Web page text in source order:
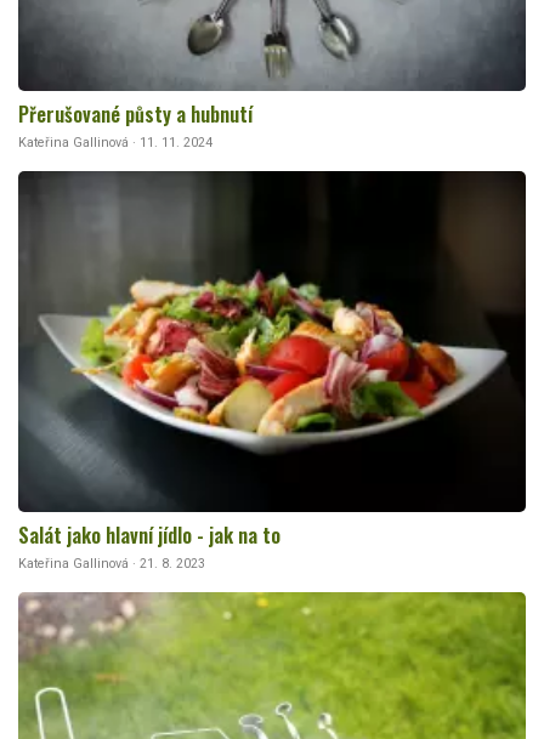
Přerušované půsty a hubnutí
Kateřina Gallinová · 11. 11. 2024
Salát jako hlavní jídlo - jak na to
Kateřina Gallinová · 21. 8. 2023